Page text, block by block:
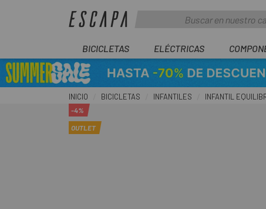
BICICLETAS ELÉCTRICAS
INICIO BICICLETAS INFANTILES INFANTIL
-4%
OUTLET